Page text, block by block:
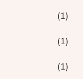
(1)
(1)
(1)